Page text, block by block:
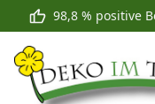
98,8 % positive